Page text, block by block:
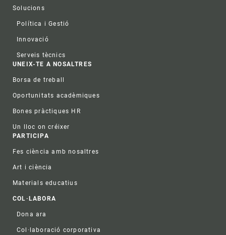
Solucions
Política i Gestió
Innovació
Serveis tècnics
UNEIX-TE A NOSALTRES
Borsa de treball
Oportunitats acadèmiques
Bones pràctiques HR
Un lloc on créixer
PARTICIPA
Fes ciència amb nosaltres
Art i ciència
Materials educatius
COL·LABORA
Dona ara
Col·laboració corporativa